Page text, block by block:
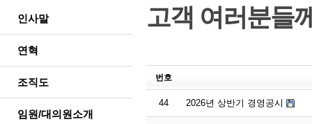
인사말
연혁
조직도
임원/대의원소개
고객 여러분들
번호
44 2026년 상반기 경영공시